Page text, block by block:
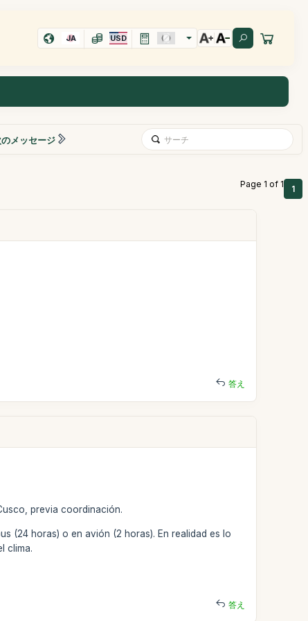
JA USD
のメッセージ
Page 1 of 1 1
答え
previa coordinación.
(24 horas) o en avión (2 horas). En realidad es lo
clima.
答え